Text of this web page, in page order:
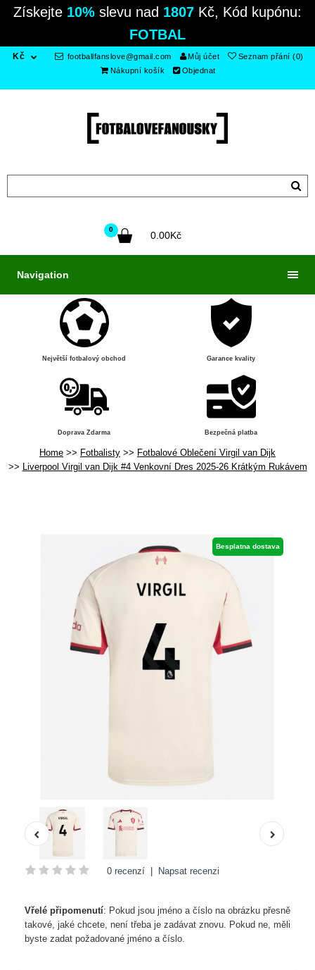
Získejte 10% slevu nad 1807 Kč, Kód kupónu:
FOTBAL
Kč footballfanslove@gmail.com Můj účet
Seznam přání (0)
Nákupní košík
Objednat
0
0.00Kč
Navigation
Největší fotbalový obchod Garance kvality
Doprava Zdarma Bezpečná platba
Home Fotbalisty
Fotbalové Oblečení Virgil van Dijk
Liverpool Virgil van Dijk #4 Venkovní Dres 2025-26 Krátkým Rukávem
Besplatna dostava
0 recenzí Napsat recenzi
Vřelé připomenutí: Pokud jsou jméno a číslo na obrázku přesně
takové, jaké chcete, není třeba je zadávat znovu. Pokud ne, měli
byste zadat požadované jméno a číslo.